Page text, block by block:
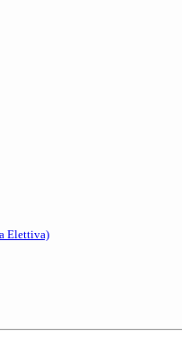
Elettiva)